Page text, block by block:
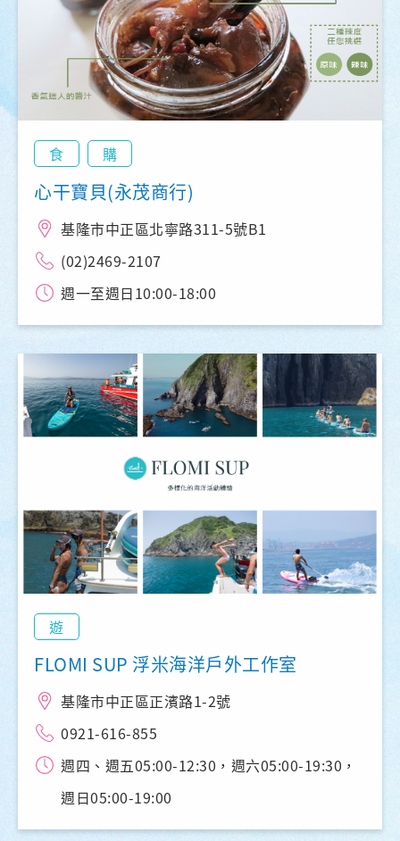
食 購
心干寶貝(永茂商行)
基隆市中正區北寧路311-5號B1
(02)2469-2107
週一至週日10:00-18:00
遊
FLOMI SUP 浮米海洋戶外工作室
基隆市中正區正濱路1-2號
0921-616-855
週四、週五05:00-12:30，週六05:00-19:30，
週日05:00-19:00